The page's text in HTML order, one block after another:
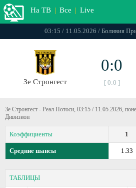
На ТВ | Все | Live
03:15 / 11.05.2026 / Боливия
Зе Стронгест
0:0
[ 0:0 ]
Зе Стронгест - Реал Потоси, 03:15 / 11.05.2026,
Дивизион
Коэффициенты 1
Средние шансы 1.33
ТАБЛИЦЫ